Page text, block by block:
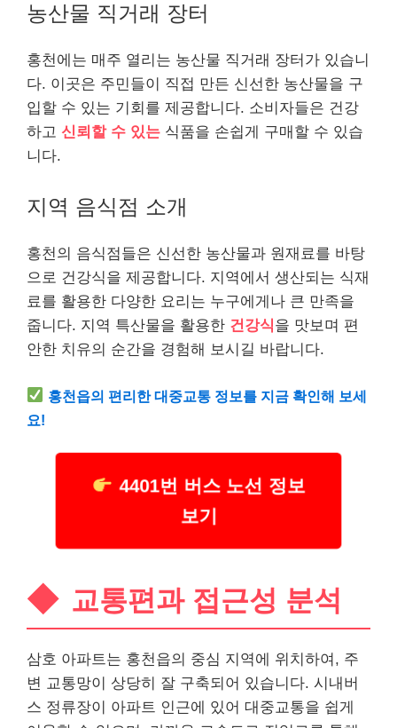
농산물 직거래 장터
홍천에는 매주 열리는 농산물 직거래 장터가 있습니
다. 이곳은 주민들이 직접 만든 신선한 농산물을 구
입할 수 있는 기회를 제공합니다. 소비자들은 건강
하고 신뢰할 수 있는 식품을 손쉽게 구매할 수 있습
니다.
지역 음식점 소개
홍천의 음식점들은 신선한 농산물과 원재료를 바탕
으로 건강식을 제공합니다. 지역에서 생산되는 식재
료를 활용한 다양한 요리는 누구에게나 큰 만족을
줍니다. 지역 특산물을 활용한 건강식을 맛보며 편
안한 치유의 순간을 경험해 보시길 바랍니다.
홍천읍의 편리한 대중교통 정보를 지금 확인해 보세
요!
4401번 버스 노선 정보
보기
교통편과 접근성 분석
삼호 아파트는 홍천읍의 중심 지역에 위치하여, 주
변 교통망이 상당히 잘 구축되어 있습니다. 시내버
스 정류장이 아파트 인근에 있어 대중교통을 쉽게